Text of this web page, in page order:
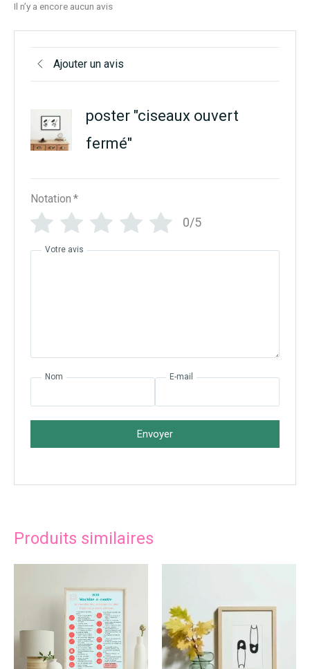
Il n’y a encore aucun avis
Ajouter un avis
poster "ciseaux ouvert
fermé"
Notation *
0/5
Votre avis
Nom E-mail
Envoyer
Produits similaires